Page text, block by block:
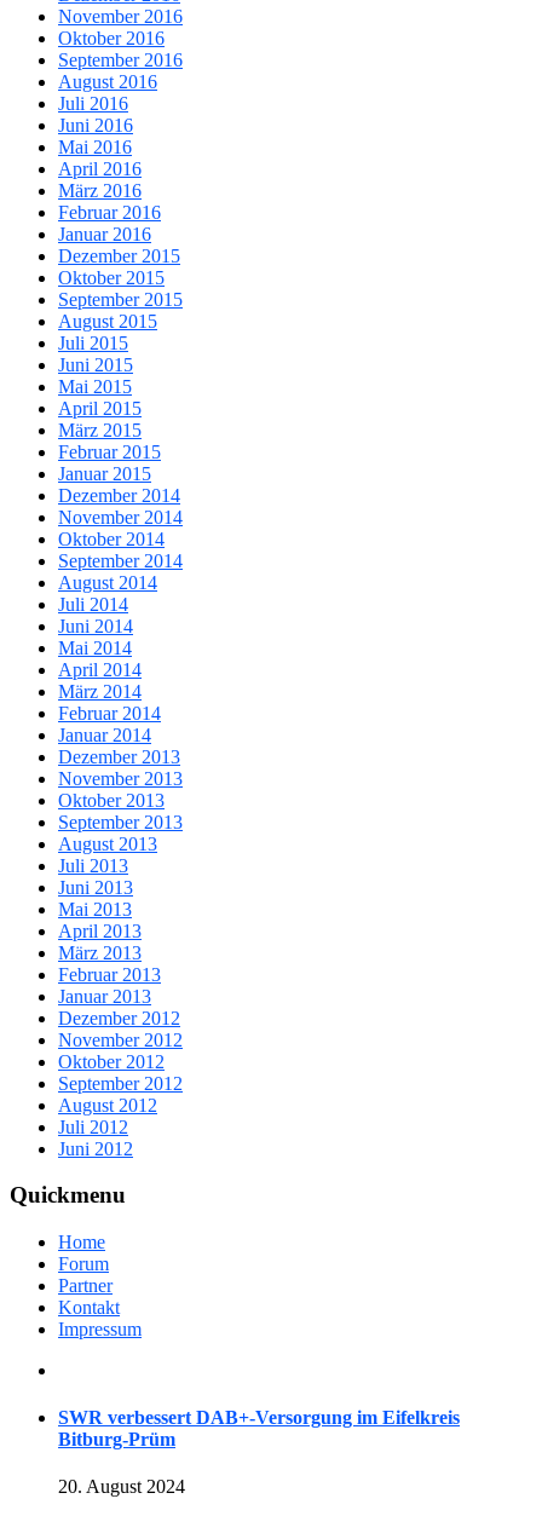
November 2016
Oktober 2016
September 2016
August 2016
Juli 2016
Juni 2016
Mai 2016
April 2016
März 2016
Februar 2016
Januar 2016
Dezember 2015
Oktober 2015
September 2015
August 2015
Juli 2015
Juni 2015
Mai 2015
April 2015
März 2015
Februar 2015
Januar 2015
Dezember 2014
November 2014
Oktober 2014
September 2014
August 2014
Juli 2014
Juni 2014
Mai 2014
April 2014
März 2014
Februar 2014
Januar 2014
Dezember 2013
November 2013
Oktober 2013
September 2013
August 2013
Juli 2013
Juni 2013
Mai 2013
April 2013
März 2013
Februar 2013
Januar 2013
Dezember 2012
November 2012
Oktober 2012
September 2012
August 2012
Juli 2012
Juni 2012
Quickmenu
Home
Forum
Partner
Kontakt
Impressum
SWR verbessert DAB+-Versorgung im Eifelkreis
Bitburg-Prüm
20. August 2024